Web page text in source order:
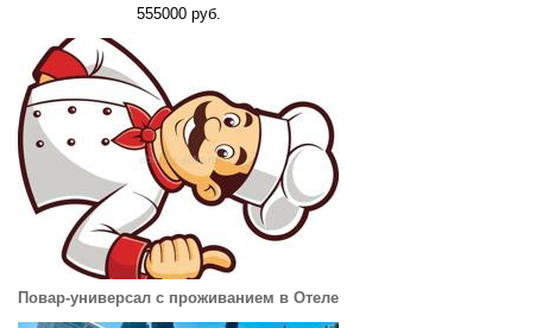
555000 руб.
Повар-универсал с проживанием в Отеле